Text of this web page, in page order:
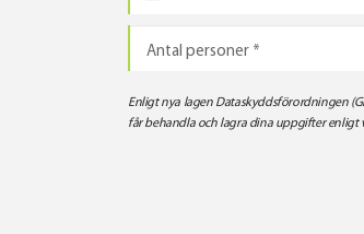
Enligt nya lagen Dataskyddsförordningen
får behandla och lagra dina uppgifter enligt